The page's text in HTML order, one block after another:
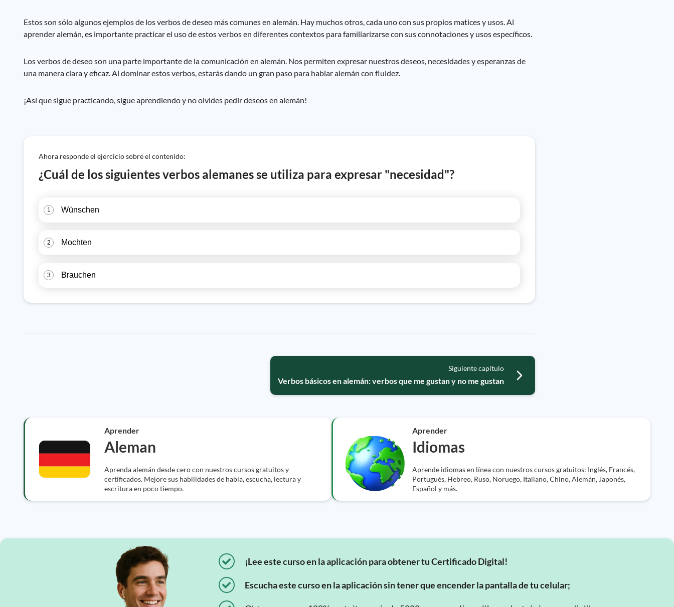
Estos son sólo algunos ejemplos de los verbos de deseo más comunes en alemán. Hay muchos otros, cada uno con sus propios matices y usos. Al
aprender alemán, es importante practicar el uso de estos verbos en diferentes contextos para familiarizarse con sus connotaciones y usos específicos.
Los verbos de deseo son una parte importante de la comunicación en alemán. Nos permiten expresar nuestros deseos, necesidades y esperanzas de
una manera clara y eficaz. Al dominar estos verbos, estarás dando un gran paso para hablar alemán con fluidez.
¡Así que sigue practicando, sigue aprendiendo y no olvides pedir deseos en alemán!
Ahora responde el ejercicio sobre el contenido:
¿Cuál de los siguientes verbos alemanes se utiliza para expresar "necesidad"?
1 Wünschen
2 Mochten
3 Brauchen
Siguiente capítulo
Verbos básicos en alemán: verbos que me gustan y no me gustan
Aprender
Aleman
Aprenda alemán desde cero con nuestros cursos gratuitos y
certificados. Mejore sus habilidades de habla, escucha, lectura y
escritura en poco tiempo.
Aprender
Idiomas
Aprende idiomas en línea con nuestros cursos gratuitos: Inglés, Francés,
Portugués, Hebreo, Ruso, Noruego, Italiano, Chino, Alemán, Japonés,
Español y más.
¡Lee este curso en la aplicación para obtener tu Certificado Digital!
Escucha este curso en la aplicación sin tener que encender la pantalla de tu celular;